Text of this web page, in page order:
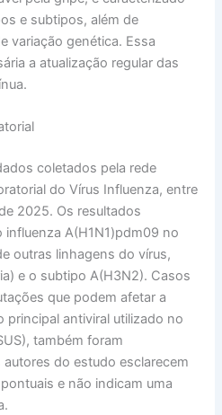
e subtipos, além de
variação genética. Essa
a atualização regular das
coletados pela rede
do Vírus Influenza, entre
2025. Os resultados
A(H1N1)pdm09 no
outras linhagens do vírus,
e o subtipo A(H3N2). Casos
que podem afetar a
principal antiviral utilizado no
também foram
do estudo esclarecem
e não indicam uma